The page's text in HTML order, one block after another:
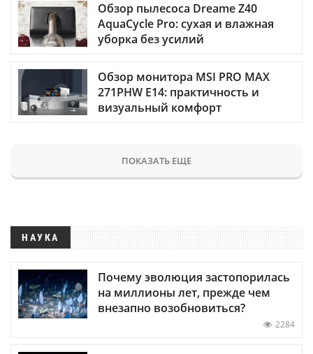
Обзор пылесоса Dreame Z40
AquaCycle Pro: сухая и влажная
уборка без усилий
Обзор монитора MSI PRO MAX
271PHW E14: практичность и
визуальный комфорт
ПОКАЗАТЬ ЕЩЕ
НАУКА
Почему эволюция застопорилась
на миллионы лет, прежде чем
внезапно возобновиться?
2284